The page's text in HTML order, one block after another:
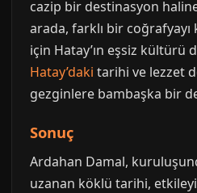
cazip bir destinasyon
arada, farklı bir
için Hatay’ın eşsiz kültürü
Hatay’daki tarihi ve lezzet
gezginlere bambaşka bir
Sonuç
Ardahan Damal,
uzanan köklü tarihi,